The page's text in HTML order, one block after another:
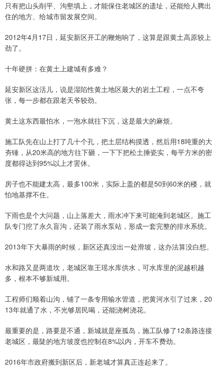
只有把山头削平、沟壑填上，才能保住老城区的遗址，还能给人腾出
住的地方、给城市留发展空间。
2012年4月17日，延安新区开工的鞭炮响了，这算是跟黄土高原较上
劲了。
十年硬拼：在黄土上建城有多难？
延安新区这活儿，说是湿陷性黄土地区最大的岩土工程，一点不夸
张，每一步都在跟老天爷较劲。
黄土这东西最怕水，一泡水就往下沉，这是最大的麻烦。
施工队先在山上打了几十个孔，把土层结构摸透，然后用18吨重的大
夯锤，从20米高的地方往下砸，一下下把松土捶瓷实，每平方米的密
度都得达到95%以上才罢休。
房子也不能建太高，最多100米，实际上盖的都是50到60米的楼，就
怕地基撑不住。
下雨也是个大问题，山上落差大，雨水冲下来可能淹到老城区。施工
队专门挖了永久盲沟，还装了雨水泵站，形成一套完整的排水系统。
2013年下大暴雨的时候，新区还真没出一处滑坡，这办法算没白想。
水和路又是两道坎，老城区靠王瑶水库供水，可水库里的泥越积越
多，根本不够新城用。
工程师们顺着山沟，铺了一条专用输水管道，把黄河水引了过来，20
13年就通了水，不光够居民喝，还能浇树浇花。
最重要的是，路要是不通，新城就是座孤岛，施工队修了12条路连接
老城区，最陡的地方坡度也控制在8%以内，开车不费劲。
2016年市政府搬到新区后，新老城才算真正连起来了。